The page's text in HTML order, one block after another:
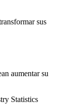
sus
aumentar su
Statistics